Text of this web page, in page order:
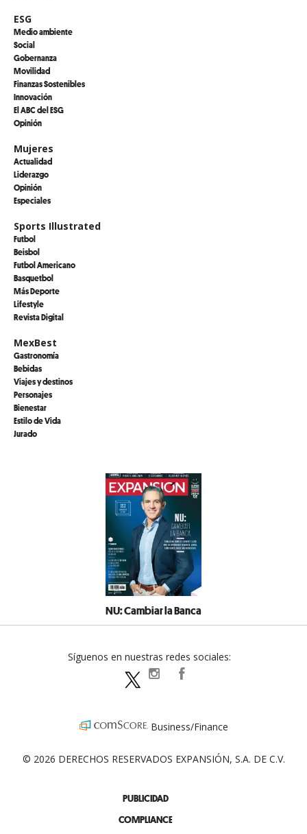
ESG
Medio ambiente
Social
Gobernanza
Movilidad
Finanzas Sostenibles
Innovación
El ABC del ESG
Opinión
Mujeres
Actualidad
Liderazgo
Opinión
Especiales
Sports Illustrated
Futbol
Beisbol
Futbol Americano
Basquetbol
Más Deporte
Lifestyle
Revista Digital
MexBest
Gastronomía
Bebidas
Viajes y destinos
Personajes
Bienestar
Estilo de Vida
Jurado
NU: Cambiar la Banca
PUBLICIDAD
COMPLIANCE
Síguenos en nuestras redes sociales:
expansionpolitica
Business/Finance
© 2026 DERECHOS RESERVADOS EXPANSIÓN, S.A. DE C.V.